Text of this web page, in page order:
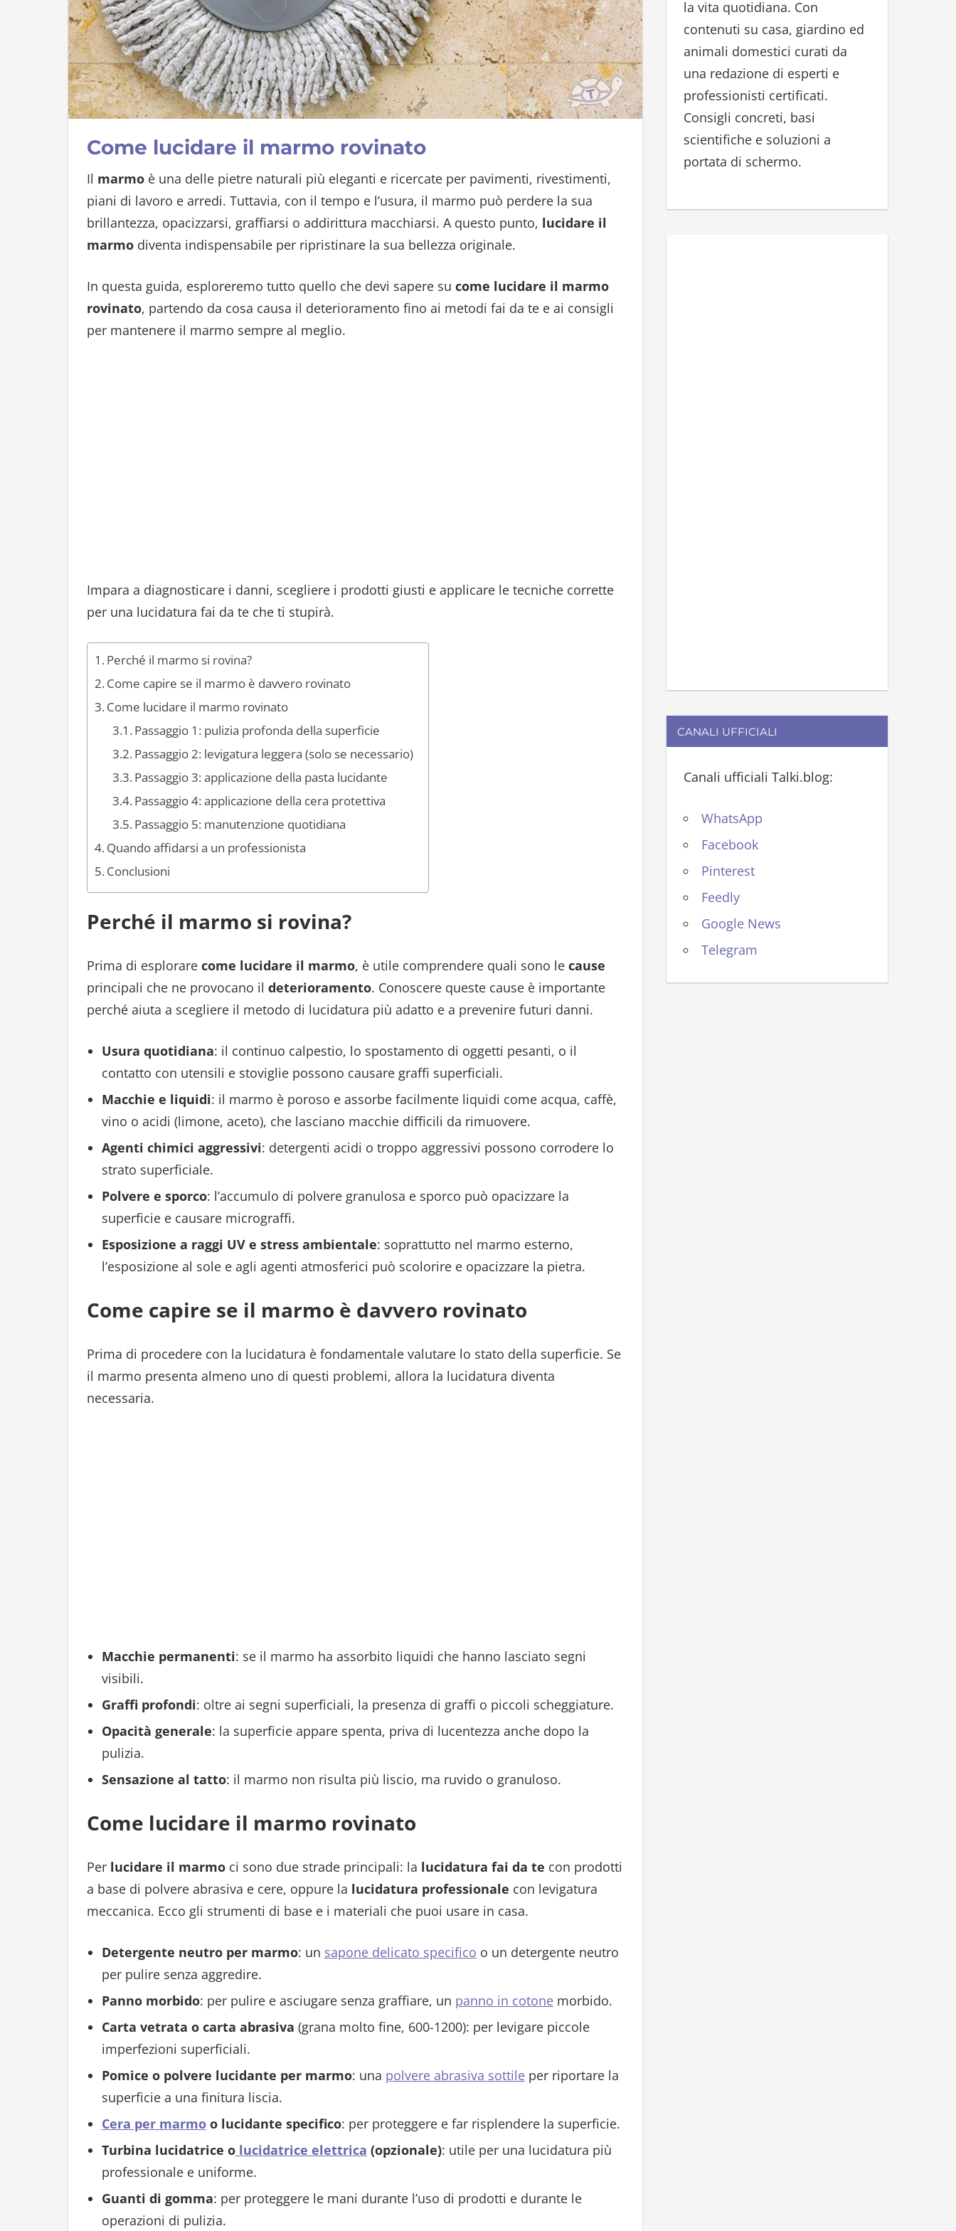
Come lucidare il marmo rovinato
Il marmoè una delle pietre naturali più eleganti e ricercate per pavimenti, rivestimenti,
piani di lavoro e arredi. Tuttavia, con il tempo e l’usura, il marmo può perdere la sua
brillantezza, opacizzarsi, graffiarsi o addirittura macchiarsi. A questo punto, lucidare il
marmodiventa indispensabile per ripristinare la sua bellezza originale.
In questa guida, esploreremo tutto quello che devi sapere su come lucidare il marmo
rovinato, partendo da cosa causa il deterioramento fino ai metodi fai da te e ai consigli
per mantenere il marmo sempre al meglio.
Impara a diagnosticare i danni, scegliere i prodotti giusti e applicare le tecniche corrette
per una lucidatura fai da te che ti stupirà.
Perché il marmo si rovina?
Come capire se il marmo è davvero rovinato
Come lucidare il marmo rovinato
Passaggio 1: pulizia profonda della superficie
Passaggio 2: levigatura leggera (solo se necessario)
Passaggio 3: applicazione della pasta lucidante
Passaggio 4: applicazione della cera protettiva
Passaggio 5: manutenzione quotidiana
Quando affidarsi a un professionista
Conclusioni
Perché il marmo si rovina?
Prima di esplorare come lucidare il marmo, è utile comprendere quali sono le cause
principali che ne provocano il deterioramento. Conoscere queste cause è importante
perché aiuta a scegliere il metodo di lucidatura più adatto e a prevenire futuri danni.
Usura quotidiana: il continuo calpestio, lo spostamento di oggetti pesanti, o il
contatto con utensili e stoviglie possono causare graffi superficiali.
Macchie e liquidi: il marmo è poroso e assorbe facilmente liquidi come acqua, caffè,
vino o acidi (limone, aceto), che lasciano macchie difficili da rimuovere.
Agenti chimici aggressivi: detergenti acidi o troppo aggressivi possono corrodere lo
strato superficiale.
Polvere e sporco: l’accumulo di polvere granulosa e sporco può opacizzare la
superficie e causare micrograffi.
Esposizione a raggi UV e stress ambientale: soprattutto nel marmo esterno,
l’esposizione al sole e agli agenti atmosferici può scolorire e opacizzare la pietra.
Come capire se il marmo è davvero rovinato
Prima di procedere con la lucidatura è fondamentale valutare lo stato della superficie. Se
il marmo presenta almeno uno di questi problemi, allora la lucidatura diventa
necessaria.
Macchie permanenti: se il marmo ha assorbito liquidi che hanno lasciato segni
visibili.
Graffi profondi: oltre ai segni superficiali, la presenza di graffi o piccoli scheggiature.
Opacità generale: la superficie appare spenta, priva di lucentezza anche dopo la
pulizia.
Sensazione al tatto: il marmo non risulta più liscio, ma ruvido o granuloso.
Come lucidare il marmo rovinato
Per lucidare il marmoci sono due strade principali: la lucidatura fai da te con prodotti
a base di polvere abrasiva e cere, oppure la lucidatura professionale con levigatura
meccanica. Ecco gli strumenti di base e i materiali che puoi usare in casa.
Detergente neutro per marmo: un sapone delicato specifico o un detergente neutro
per pulire senza aggredire.
Panno morbido: per pulire e asciugare senza graffiare, un panno in cotonemorbido.
Carta vetrata o carta abrasiva (grana molto fine, 600-1200): per levigare piccole
imperfezioni superficiali.
Pomice o polvere lucidante per marmo: una polvere abrasiva sottileper riportare la
superficie a una finitura liscia.
Cera per marmoo lucidante specifico: per proteggere e far risplendere la superficie.
Turbina lucidatrice olucidatrice elettrica (opzionale): utile per una lucidatura più
professionale e uniforme.
Guanti di gomma: per proteggere le mani durante l’uso di prodotti e durante le
operazioni di pulizia.
r
:
la vita quotidiana. Con
contenuti su casa, giardino ed
animali domestici curati da
una redazione di esperti e
professionisti certificati.
Consigli concreti, basi
scientifiche e soluzioni a
portata di schermo.
CANALI UFFICIALI
Canali ufficiali Talki.blog:
WhatsApp
Facebook
Pinterest
Feedly
Google News
Telegram